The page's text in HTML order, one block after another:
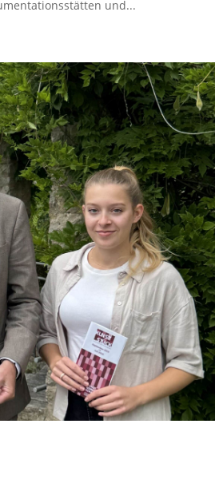
und...